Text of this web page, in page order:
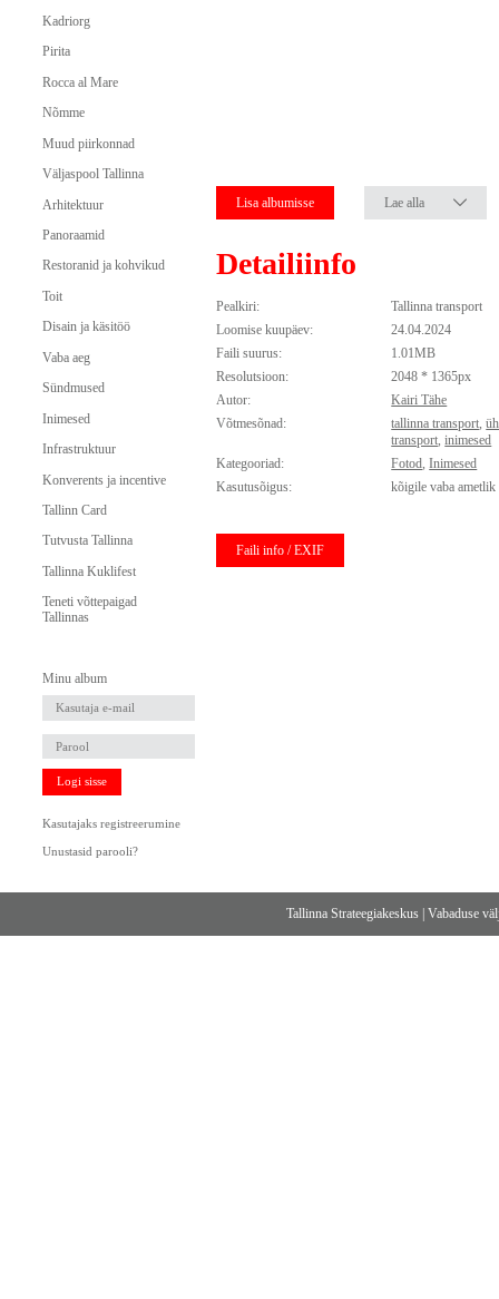
Kadriorg
Pirita
Rocca al Mare
Nõmme
Muud piirkonnad
Väljaspool Tallinna
Arhitektuur
Panoraamid
Restoranid ja kohvikud
Toit
Disain ja käsitöö
Vaba aeg
Sündmused
Inimesed
Infrastruktuur
Konverents ja incentive
Tallinn Card
Tutvusta Tallinna
Tallinna Kuklifest
Teneti võttepaigad
Tallinnas
Minu album
Logi sisse
Kasutajaks registreerumine
Unustasid parooli?
Lisa albumisse Lae alla
Detailiinfo
Pealkiri:
Tallinna transport
Loomise kuupäev:
24.04.2024
Faili suurus:
1.01MB
Resolutsioon:
2048 * 1365px
Autor:
Kairi Tähe
Võtmesõnad:
tallinna transport,
transport,inimesed
Kategooriad:
Fotod,Inimesed
Kasutusõigus:
kõigile vaba
Faili info / EXIF
Tallinna Strateegiakeskus |Vabaduse